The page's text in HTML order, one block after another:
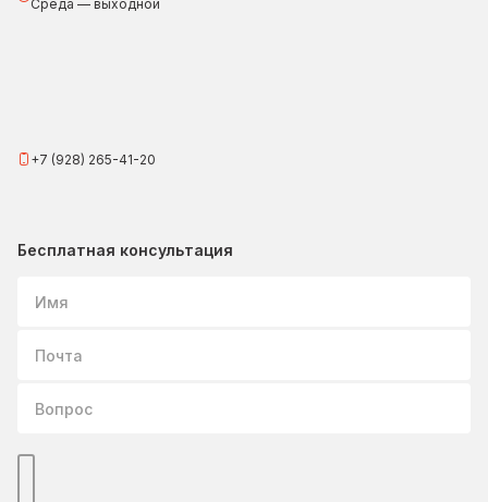
Среда — выходной
+7 (928) 265-41-20
Бесплатная консультация